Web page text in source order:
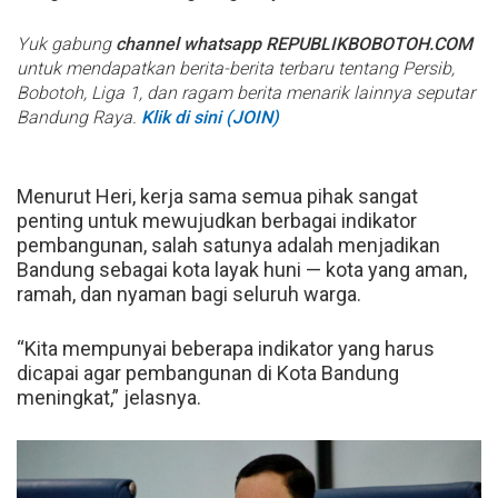
Yuk gabung channel whatsapp REPUBLIKBOBOTOH.COM
untuk mendapatkan berita-berita terbaru tentang Persib,
Bobotoh, Liga 1, dan ragam berita menarik lainnya seputar
Bandung Raya. Klik di sini (JOIN)
Menurut Heri, kerja sama semua pihak sangat
penting untuk mewujudkan berbagai indikator
pembangunan, salah satunya adalah menjadikan
Bandung sebagai kota layak huni — kota yang aman,
ramah, dan nyaman bagi seluruh warga.
“Kita mempunyai beberapa indikator yang harus
dicapai agar pembangunan di Kota Bandung
meningkat,” jelasnya.